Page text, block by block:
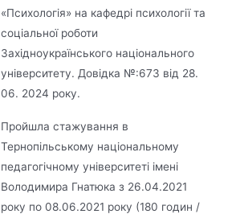
«Психологія» на кафедрі психології та
соціальної роботи
Західноукраїнського національного
університету. Довідка №:673 від 28.
06. 2024 року.
Пройшла стажування в
Тернопільському національному
педагогічному університеті імені
Володимира Гнатюка з 26.04.2021
року по 08.06.2021 року (180 годин /